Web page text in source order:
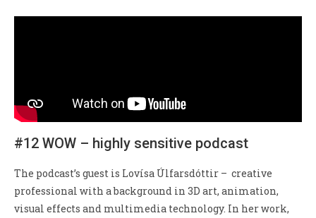
#12 WOW – highly sensitive podcast
The podcast’s guest is Lovísa Úlfarsdóttir – creative
professional with a background in 3D art, animation,
visual effects and multimedia technology. In her work,